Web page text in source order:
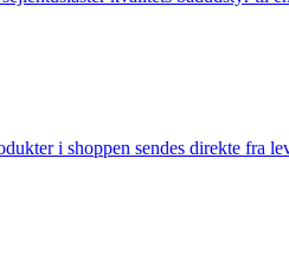
i shoppen sendes direkte fra